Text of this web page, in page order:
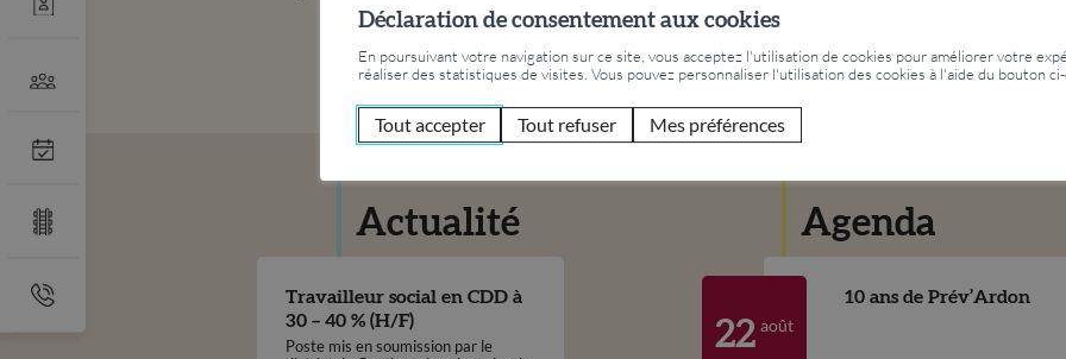
Actualité
Travailleur social en CDD à
30 – 40 % (H/F)
Poste mis en soumission par le
Agenda
22 août
10 ans de Prév’Ardon
Déclaration de consentement aux cookies
En poursuivant votre navigation sur ce site, vous acceptez l'utilisation de cookies pour améliorer votre
réaliser des statistiques de visites. Vous pouvez personnaliser l'utilisation des cookies à l'aide du bouton ci-
Tout accepter Tout refuser Mes préférences